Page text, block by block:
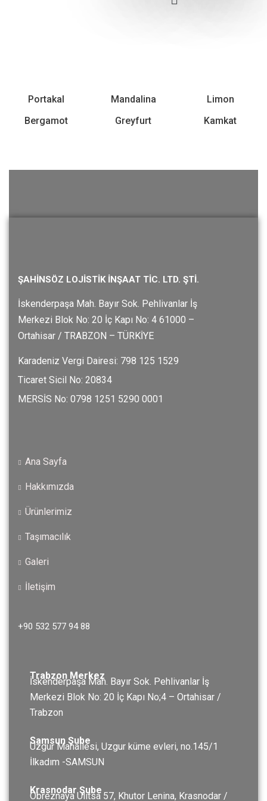
Portakal Mandalina
Limon
Bergamot
Greyfurt Kamkat
ŞAHİNSÖZ LOJİSTİK İNŞAAT TİC. LTD. ŞTİ.
İskenderpaşa Mah. Bayır Sok. Pehlivanlar İş
Merkezi Blok No: 20 İç Kapı No: 4 61000 –
Ortahisar / TRABZON – TÜRKİYE
Karadeniz Vergi Dairesi: 798 125 1529
Ticaret Sicil No: 20834
MERSİS No: 0798 1251 5290 0001
Ana Sayfa
Hakkımızda
Ürünlerimiz
Taşımacılık
Galeri
İletişim
+90 532 577 94 88
Trabzon Merkez
İskenderpaşa Mah. Bayır Sok. Pehlivanlar İş
Merkezi Blok No: 20 İç Kapı No;4 – Ortahisar /
Trabzon
Samsun Şube
Uzgur Mahallesi, Uzgur küme evleri, no.145/1
İlkadım -SAMSUN
Krasnodar Şube
Obreznaya Ulitsa 57, Khutor Lenina, Krasnodar /